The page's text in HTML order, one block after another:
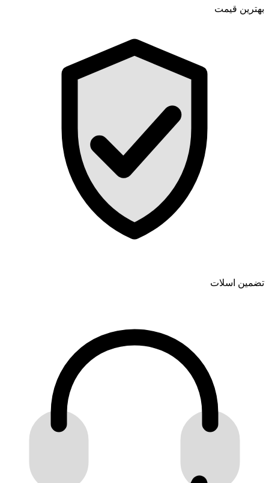
بهترین قیمت
تضمین اسلات